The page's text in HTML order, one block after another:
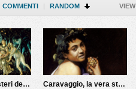
COMMENTI | RANDOM
Botticelli e i misteri della Primavera Caravaggio, la vera storia